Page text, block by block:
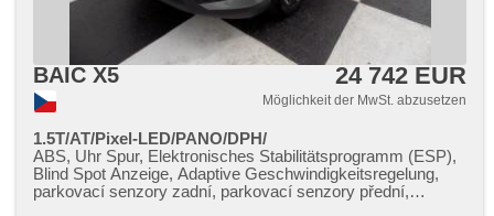
BAIC X5 24 742 EUR
Möglichkeit der MwSt. abzusetzen
1.5T/AT/Pixel-LED/PANO/DPH/
ABS, Uhr Spur, Elektronisches Stabilitätsprogramm (ESP),
Blind Spot Anzeige, Adaptive Geschwindigkeitsregelung,
parkovací senzory zadní, parkovací senzory přední,